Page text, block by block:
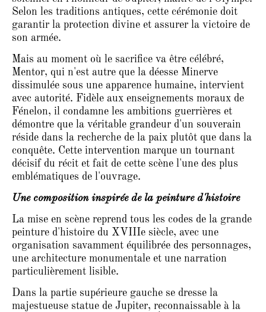
Selon les traditions antiques, cette cérémonie doit
garantir la protection divine et assurer la victoire de
son armée.
Mais au moment où le sacrifice va être célébré,
Mentor, qui n'est autre que la déesse Minerve
dissimulée sous une apparence humaine, intervient
avec autorité. Fidèle aux enseignements moraux de
Fénelon, il condamne les ambitions guerrières et
démontre que la véritable grandeur d'un souverain
réside dans la recherche de la paix plutôt que dans la
conquête. Cette intervention marque un tournant
décisif du récit et fait de cette scène l'une des plus
emblématiques de l'ouvrage.
Une composition inspirée de la peinture d'histoire
La mise en scène reprend tous les codes de la grande
peinture d'histoire du XVIIIe siècle, avec une
organisation savamment équilibrée des personnages,
une architecture monumentale et une narration
particulièrement lisible.
Dans la partie supérieure gauche se dresse la
majestueuse statue de Jupiter, reconnaissable à la